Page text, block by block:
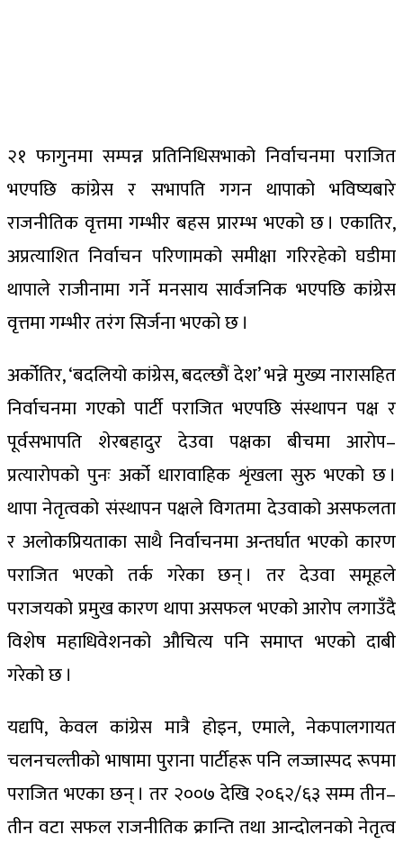
२१ फागुनमा सम्पन्न प्रतिनिधिसभाको निर्वाचनमा पराजित
भएपछि कांग्रेस र सभापति गगन थापाको भविष्यबारे
राजनीतिक वृत्तमा गम्भीर बहस प्रारम्भ भएको छ । एकातिर,
अप्रत्याशित निर्वाचन परिणामको समीक्षा गरिरहेको घडीमा
थापाले राजीनामा गर्ने मनसाय सार्वजनिक भएपछि कांग्रेस
वृत्तमा गम्भीर तरंग सिर्जना भएको छ ।
अर्कोतिर, ‘बदलियो कांग्रेस, बदल्छौं देश’ भन्ने मुख्य नारासहित
निर्वाचनमा गएको पार्टी पराजित भएपछि संस्थापन पक्ष र
पूर्वसभापति शेरबहादुर देउवा पक्षका बीचमा आरोप–
प्रत्यारोपको पुनः अर्को धारावाहिक शृंखला सुरु भएको छ ।
थापा नेतृत्वको संस्थापन पक्षले विगतमा देउवाको असफलता
र अलोकप्रियताका साथै निर्वाचनमा अन्तर्घात भएको कारण
पराजित भएको तर्क गरेका छन् । तर देउवा समूहले
पराजयको प्रमुख कारण थापा असफल भएको आरोप लगाउँदै
विशेष महाधिवेशनको औचित्य पनि समाप्त भएको दाबी
गरेको छ ।
यद्यपि, केवल कांग्रेस मात्रै होइन, एमाले, नेकपालगायत
चलनचल्तीको भाषामा पुराना पार्टीहरू पनि लज्जास्पद रूपमा
पराजित भएका छन् । तर २००७ देखि २०६२/६३ सम्म तीन–
तीन वटा सफल राजनीतिक क्रान्ति तथा आन्दोलनको नेतृत्व